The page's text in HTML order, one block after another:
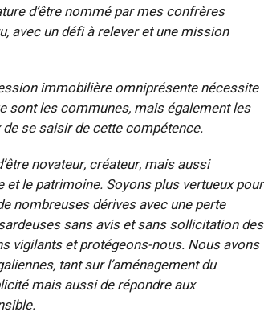
d’être nommé par mes confrères
avec un défi à relever et une mission
immobilière omniprésente nécessite
sont les communes, mais également les
se saisir de cette compétence.
novateur, créateur, mais aussi
le patrimoine. Soyons plus vertueux pour
nombreuses dérives avec une perte
sans avis et sans sollicitation des
vigilants et protégeons-nous. Nous avons
tant sur l’aménagement du
mais aussi de répondre aux